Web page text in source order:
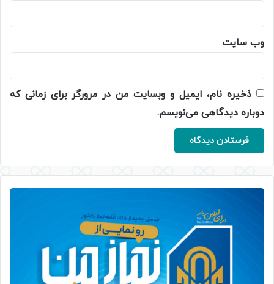
وب‌ سایت
ذخیره نام، ایمیل و وبسایت من در مرورگر برای زمانی که
دوباره دیدگاهی می‌نویسم.